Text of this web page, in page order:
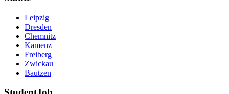
Leipzig
Dresden
Chemnitz
Kamenz
Freiberg
Zwickau
Bautzen